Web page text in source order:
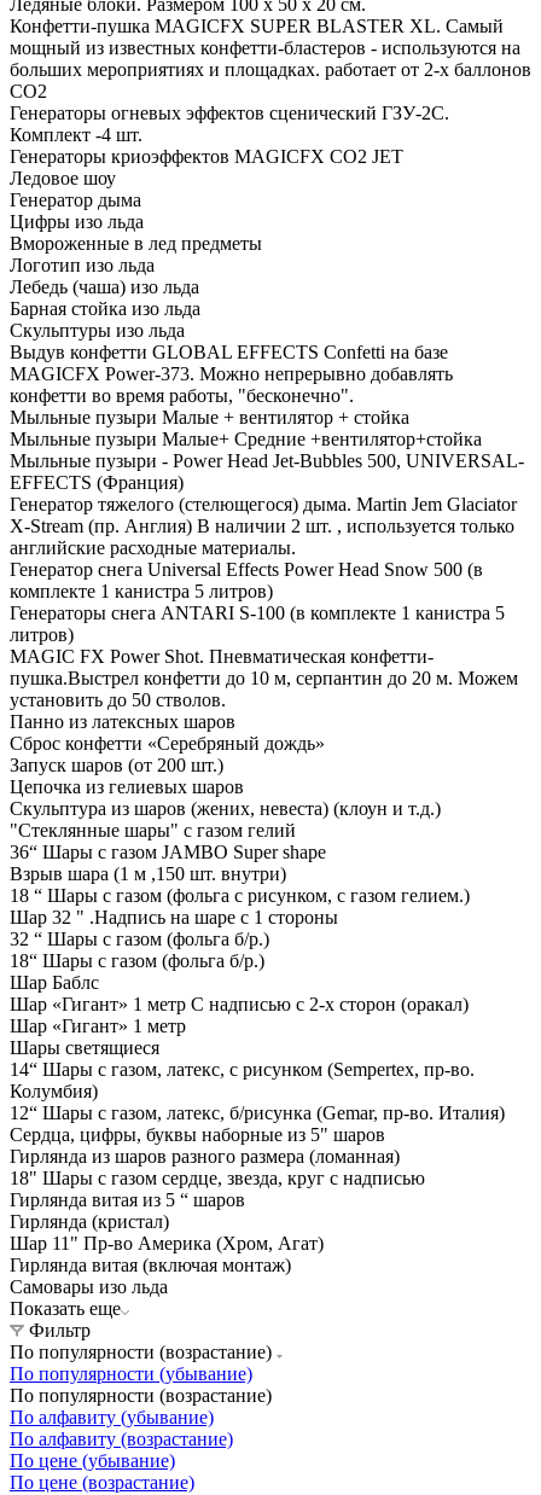
Конфетти-пушка MAGICFX SUPER BLASTER XL. Самый
мощный из известных конфетти-бластеров - используются на
больших мероприятиях и площадках. работает от 2-х баллонов
СО2
Генераторы огневых эффектов сценический ГЗУ-2С.
Комплект -4 шт.
Генераторы криоэффектов MAGICFX CO2 JET
Ледовое шоу
Генератор дыма
Цифры изо льда
Вмороженные в лед предметы
Логотип изо льда
Лебедь (чаша) изо льда
Барная стойка изо льда
Скульптуры изо льда
Выдув конфетти GLOBAL EFFECTS Confetti на базе
MAGICFX Power-373. Можно непрерывно добавлять
конфетти во время работы, "бесконечно".
Мыльные пузыри Малые + вентилятор + стойка
Мыльные пузыри Малые+ Средние +вентилятор+стойка
Мыльные пузыри - Power Head Jet-Bubbles 500, UNIVERSAL-
EFFECTS (Франция)
Генератор тяжелого (стелющегося) дыма. Martin Jem Glaciator
X-Stream (пр. Англия) В наличии 2 шт. , используется только
английские расходные материалы.
Генератор снега Universal Effects Power Head Snow 500 (в
комплекте 1 канистра 5 литров)
Генераторы снега ANTARI S-100 (в комплекте 1 канистра 5
литров)
MAGIC FX Power Shot. Пневматическая конфетти-
пушка.Выстрел конфетти до 10 м, серпантин до 20 м. Можем
установить до 50 стволов.
Панно из латексных шаров
Сброс конфетти «Серебряный дождь»
Запуск шаров (от 200 шт.)
Цепочка из гелиевых шаров
Скульптура из шаров (жених, невеста) (клоун и т.д.)
"Стеклянные шары" с газом гелий
36“ Шары с газом JAMBO Super shape
Взрыв шара (1 м ,150 шт. внутри)
18 “ Шары с газом (фольга с рисунком, с газом гелием.)
Шар 32 " .Надпись на шаре с 1 стороны
32 “ Шары с газом (фольга б/р.)
18“ Шары с газом (фольга б/р.)
Шар Баблс
Шар «Гигант» 1 метр С надписью с 2-х сторон (оракал)
Шар «Гигант» 1 метр
Шары светящиеся
14“ Шары с газом, латекс, с рисунком (Sempertex, пр-во.
Колумбия)
12“ Шары с газом, латекс, б/рисунка (Gemar, пр-во. Италия)
Сердца, цифры, буквы наборные из 5" шаров
Гирлянда из шаров разного размера (ломанная)
18" Шары с газом сердце, звезда, круг с надписью
Гирлянда витая из 5 “ шаров
Гирлянда (кристал)
Шар 11" Пр-во Америка (Хром, Агат)
Гирлянда витая (включая монтаж)
Самовары изо льда
Показать еще
Фильтр
По популярности (возрастание)
По популярности (убывание)
По популярности (возрастание)
По алфавиту (убывание)
По алфавиту (возрастание)
По цене (убывание)
По цене (возрастание)